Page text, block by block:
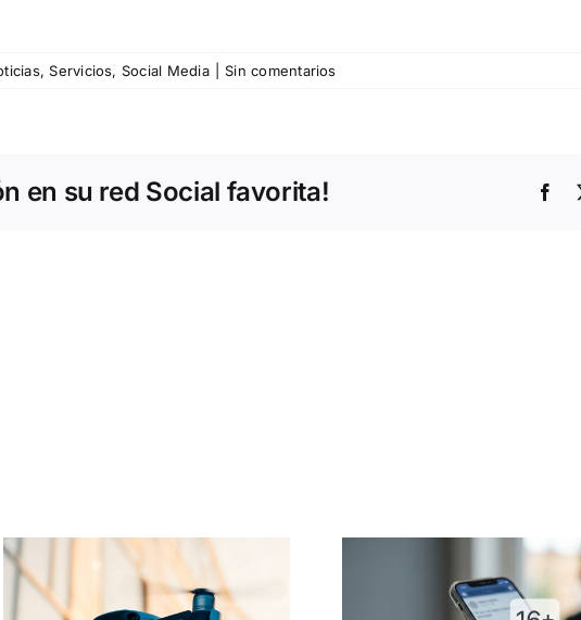
,Servicios, Social Media Sin comentarios
en su red Social favorita!